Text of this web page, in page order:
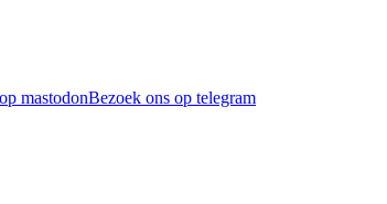
mastodonBezoek ons op telegram